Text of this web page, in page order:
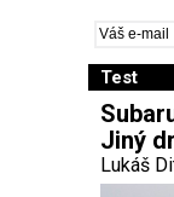
Test
Jiný
Lukáš